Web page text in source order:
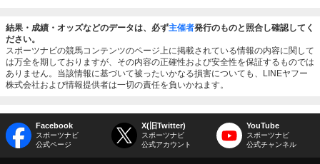
結果・成績・オッズなどのデータは、必ず主催者発行のものと照合し確認してく
ださい。
スポーツナビの競馬コンテンツのページ上に掲載されている情報の内容に関して
は万全を期しておりますが、その内容の正確性および安全性を保証するものでは
ありません。当該情報に基づいて被ったいかなる損害についても、LINEヤフー
株式会社および情報提供者は一切の責任を負いかねます。
Facebook
スポーツナビ
公式ページ
X(旧Twitter)
スポーツナビ
公式アカウント
YouTube
スポーツナビ
公式チャンネル